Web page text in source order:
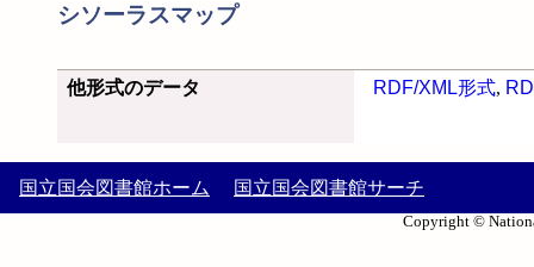
シソーラスマップ
他形式のデータ RDF/XML形式,
国立国会図書館ホーム 国立国会図書館サーチ
Copyright ©